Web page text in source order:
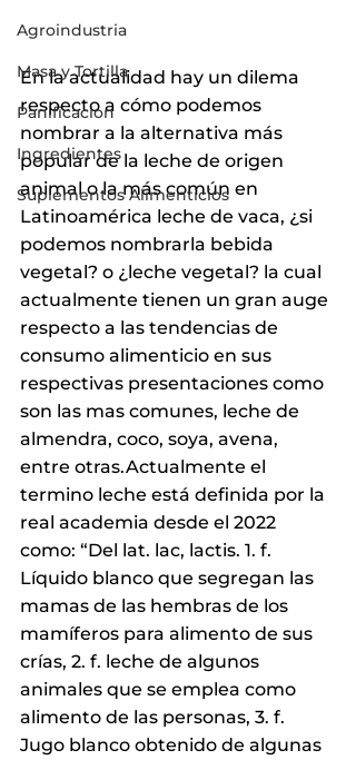
Agroindustria
Masa y Tortilla
Panificacion
Ingredientes
Suplementos Alimenticios
En la actualidad hay un dilema
respecto a cómo podemos
nombrar a la alternativa más
popular de la leche de origen
animal o la más común en
Latinoamérica leche de vaca, ¿si
podemos nombrarla bebida
vegetal? o ¿leche vegetal? la cual
actualmente tienen un gran auge
respecto a las tendencias de
consumo alimenticio en sus
respectivas presentaciones como
son las mas comunes, leche de
almendra, coco, soya, avena,
entre otras.Actualmente el
termino leche está definida por la
real academia desde el 2022
como: “Del lat. lac, lactis. 1. f.
Líquido blanco que segregan las
mamas de las hembras de los
mamíferos para alimento de sus
crías, 2. f. leche de algunos
animales que se emplea como
alimento de las personas, 3. f.
Jugo blanco obtenido de algunas